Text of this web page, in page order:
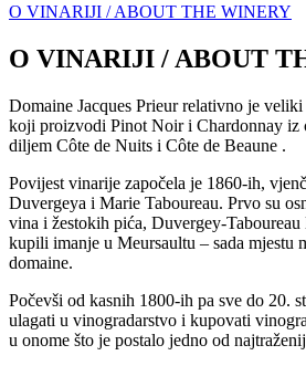
O VINARIJI / ABOUT THE WINERY
O VINARIJI / ABOUT
Domaine Jacques Prieur relativno je
koji proizvodi Pinot Noir i Chardonnay iz
diljem Côte de Nuits i Côte de Beaune .
Povijest vinarije započela je 1860-ih,
Duvergeya i Marie Taboureau. Prvo su
vina i žestokih pića, Duvergey-Taboureau
kupili imanje u Meursaultu – sada mjestu
domaine.
Počevši od kasnih 1800-ih pa sve do 20.
ulagati u vinogradarstvo i kupovati
u onome što je postalo jedno od